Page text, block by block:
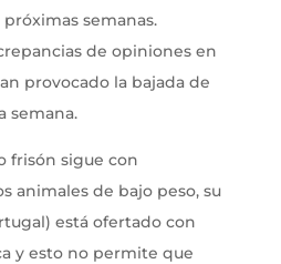
semanas.
de opiniones en
provocado la bajada de
semana.
frisón sigue con
animales de bajo peso, su
está ofertado con
y esto no permite que